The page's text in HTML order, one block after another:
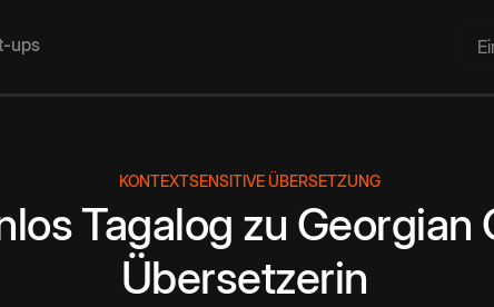
ups
KONTEXTSENSITIVE ÜBERSETZUNG
Tagalog zu Georgian
Übersetzerin